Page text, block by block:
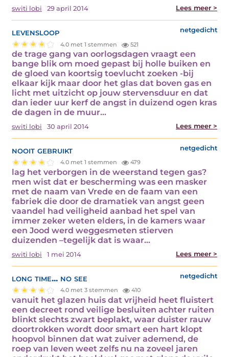
switi lobi 29 april 2014 Lees meer >
levensloop netgedicht
4.0 met 1 stemmen 521
de trage gang van oorlogsdagen vraagt een
bange blik om moed gepast bij holle buiken en
de gloed van koortsig toevlucht zoeken -bij
elkaar kijk maar door het glas dat boven gas en
licht met uitzicht op jouw stervensduur en dat
dan ieder uur kerf de angst in duizend ogen kras
de dagen in de muur…
switi lobi 30 april 2014 Lees meer >
nooit gebruikt netgedicht
4.0 met 1 stemmen 479
lag het verborgen in de weerstand tegen gas?
men wist dat er bescherming was een masker
met de naam van Vrede en de faam van een
fabriek die door de dramatiek van angst geen
vaandel had veiligheid aanbad het spel van
immer zeker weten elders, in de kamers waar
een Jood werd weggesmeten stierven
duizenden –tegelijk dat is waar…
switi lobi 1 mei 2014 Lees meer >
long time... no see netgedicht
4.0 met 3 stemmen 410
vanuit het glazen huis dat vrijheid heet fluistert
een decreet rond veilige besluiten achter ruiten
blinkt slechts zwart beplakt, waar duister rauw
doortrokken wordt door smart een hart klopt
hoopvol binnen dat wat zuiver ademend, de
roep van leven weet zelfs nu na zoveel jaren